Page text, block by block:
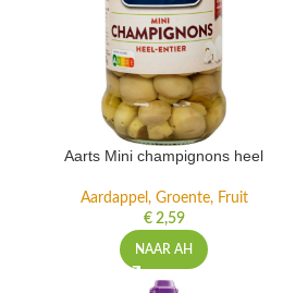
Aarts Mini champignons heel
Aardappel, Groente, Fruit
€2,59
NAAR AH